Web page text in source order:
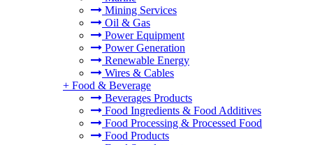
Mining Services
Oil & Gas
Power Equipment
Power Generation
Renewable Energy
Wires & Cables
+ Food & Beverage
Beverages Products
Food Ingredients & Food Additives
Food Processing & Processed Food
Food Products